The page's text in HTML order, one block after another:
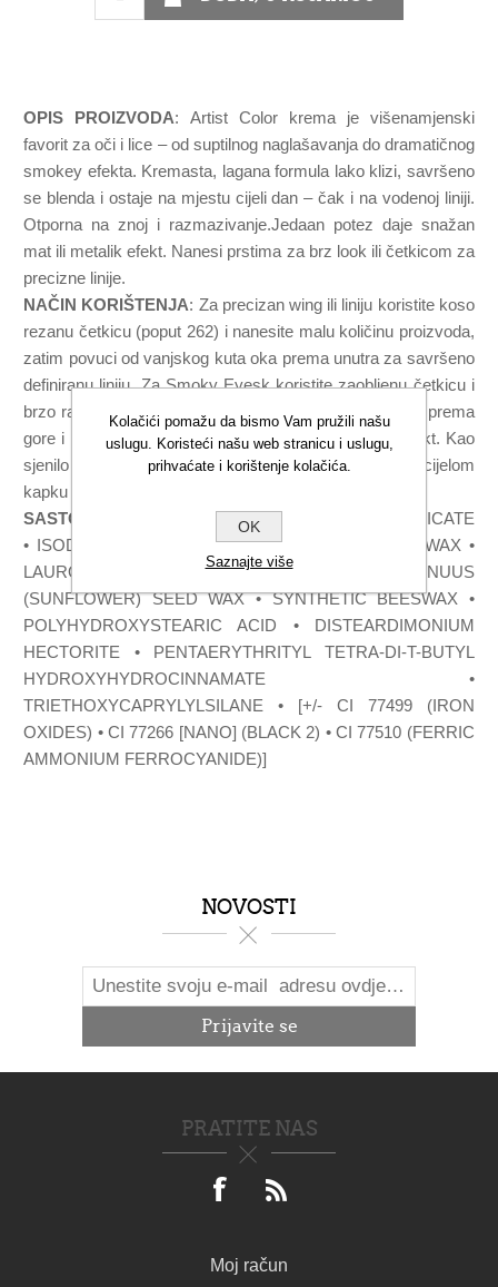
OPIS PROIZVODA: Artist Color krema je višenamjenski
favorit za oči i lice – od suptilnog naglašavanja do dramatičnog
smokey efekta. Kremasta, lagana formula lako klizi, savršeno
se blenda i ostaje na mjestu cijeli dan – čak i na vodenoj liniji.
Otporna na znoj i razmazivanje.Jedaan potez daje snažan
mat ili metalik efekt. Nanesi prstima za brz look ili četkicom za
precizne linije.
NAČIN KORIŠTENJA: Za precizan wing ili liniju koristite koso
rezanu četkicu (poput 262) i nanesite malu količinu proizvoda,
zatim povuci od vanjskog kuta oka prema unutra za savršeno
definiranu liniju. Za Smoky Eyesk koristite zaobljenu četkicu i
brzo razmažite liniju koju ste aplicirali uz liniju trpavica prema
gore i vanjskim kutom kapka za savršeno difuzan efekt. Kao
sjenilo koristi ravnu četkicu ili prst i nanesi kremu po cijelom
kapku tapkanjem.
SASTOJCI
: INGREDIENTS: ​TRIMETHYLSILOXYSILICATE
• ISODODECANE • DIMETHICONE • SYNTHETIC WAX •
LAUROYL LYSINE • HELIANTHUS ANNUUS
(SUNFLOWER) SEED WAX • SYNTHETIC BEESWAX •
POLYHYDROXYSTEARIC ACID • DISTEARDIMONIUM
HECTORITE • PENTAERYTHRITYL TETRA-DI-T-BUTYL
HYDROXYHYDROCINNAMATE •
TRIETHOXYCAPRYLYLSILANE • [+/- CI 77499 (IRON
OXIDES) • CI 77266 [NANO] (BLACK 2) • CI 77510 (FERRIC
AMMONIUM FERROCYANIDE)]​
NOVOSTI
PRATITE NAS
Moj račun
Kolačići pomažu da bismo Vam pružili našu
uslugu. Koristeći našu web stranicu i uslugu,
prihvaćate i korištenje kolačića.
OK
Saznajte više